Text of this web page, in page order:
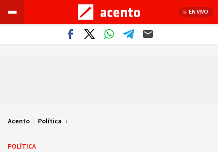
EN VIVO
Acento | Política
POLÍTICA